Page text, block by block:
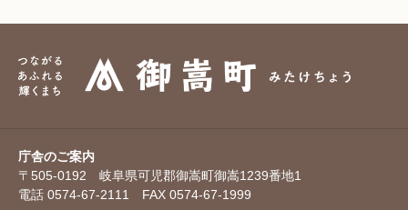
庁舎のご案内
〒505-0192 岐阜県可児郡御嵩町御嵩1239番地1
電話 0574-67-2111 FAX 0574-67-1999